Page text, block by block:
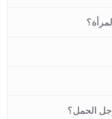
الحمل؟